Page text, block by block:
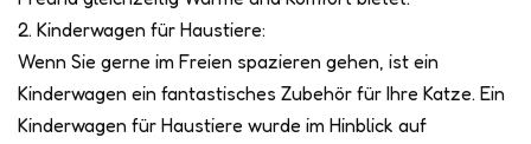
2. Kinderwagen für Haustiere:
Wenn Sie gerne im Freien spazieren gehen, ist ein
Kinderwagen ein fantastisches Zubehör für Ihre Katze. Ein
Kinderwagen für Haustiere wurde im Hinblick auf